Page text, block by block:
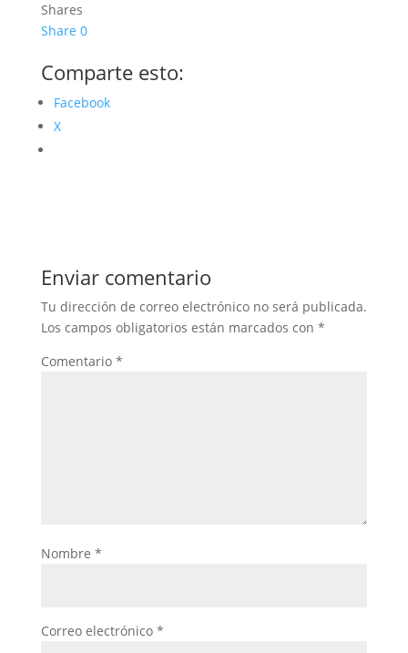
Shares
Share 0
Comparte esto:
Facebook
X
Enviar comentario
Tu dirección de correo electrónico no será publicada.
Los campos obligatorios están marcados con *
Comentario *
Nombre *
Correo electrónico *